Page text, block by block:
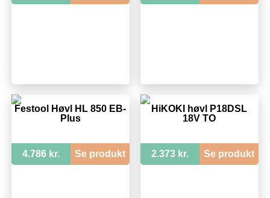
Festool Høvl HL 850 EB-
Plus
4.786 kr. Se produkt
HiKOKI høvl P18DSL
18V TO
2.373 kr. Se produkt